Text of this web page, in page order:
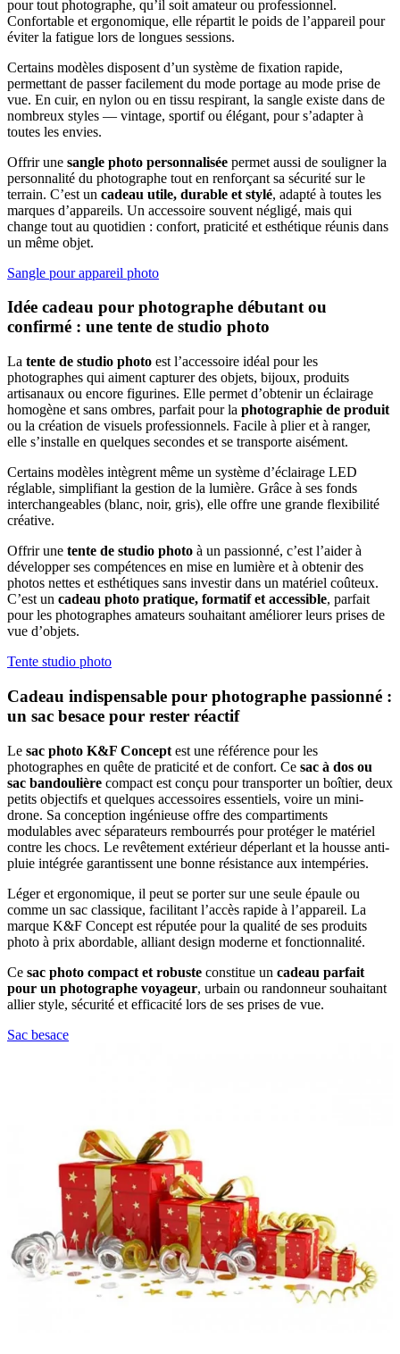
pour tout photographe, qu’il soit amateur ou professionnel.
Confortable et ergonomique, elle répartit le poids de l’appareil pour
éviter la fatigue lors de longues sessions.
Certains modèles disposent d’un système de fixation rapide,
permettant de passer facilement du mode portage au mode prise de
vue. En cuir, en nylon ou en tissu respirant, la sangle existe dans de
nombreux styles — vintage, sportif ou élégant, pour s’adapter à
toutes les envies.
Offrir une sangle photo personnalisée permet aussi de souligner la
personnalité du photographe tout en renforçant sa sécurité sur le
terrain. C’est un cadeau utile, durable et stylé, adapté à toutes les
marques d’appareils. Un accessoire souvent négligé, mais qui
change tout au quotidien : confort, praticité et esthétique réunis dans
un même objet.
Sangle pour appareil photo
Idée cadeau pour photographe débutant ou
confirmé : une tente de studio photo
La tente de studio photo est l’accessoire idéal pour les
photographes qui aiment capturer des objets, bijoux, produits
artisanaux ou encore figurines. Elle permet d’obtenir un éclairage
homogène et sans ombres, parfait pour la photographie de produit
ou la création de visuels professionnels. Facile à plier et à ranger,
elle s’installe en quelques secondes et se transporte aisément.
Certains modèles intègrent même un système d’éclairage LED
réglable, simplifiant la gestion de la lumière. Grâce à ses fonds
interchangeables (blanc, noir, gris), elle offre une grande flexibilité
créative.
Offrir une tente de studio photo à un passionné, c’est l’aider à
développer ses compétences en mise en lumière et à obtenir des
photos nettes et esthétiques sans investir dans un matériel coûteux.
C’est un cadeau photo pratique, formatif et accessible, parfait
pour les photographes amateurs souhaitant améliorer leurs prises de
vue d’objets.
Tente studio photo
Cadeau indispensable pour photographe passionné :
un sac besace pour rester réactif
Le sac photo K&F Concept est une référence pour les
photographes en quête de praticité et de confort. Ce sac à dos ou
sac bandoulière compact est conçu pour transporter un boîtier, deux
petits objectifs et quelques accessoires essentiels, voire un mini-
drone. Sa conception ingénieuse offre des compartiments
modulables avec séparateurs rembourrés pour protéger le matériel
contre les chocs. Le revêtement extérieur déperlant et la housse anti-
pluie intégrée garantissent une bonne résistance aux intempéries.
Léger et ergonomique, il peut se porter sur une seule épaule ou
comme un sac classique, facilitant l’accès rapide à l’appareil. La
marque K&F Concept est réputée pour la qualité de ses produits
photo à prix abordable, alliant design moderne et fonctionnalité.
Ce sac photo compact et robuste constitue un cadeau parfait
pour un photographe voyageur, urbain ou randonneur souhaitant
allier style, sécurité et efficacité lors de ses prises de vue.
Sac besace